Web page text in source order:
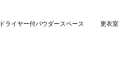
ドライヤー付パウダースペース 更衣室